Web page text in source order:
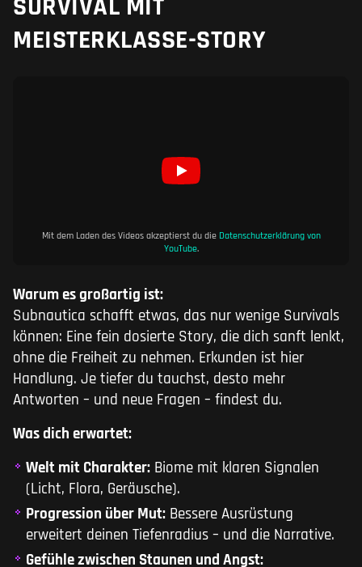
SURVIVAL MIT
MEISTERKLASSE-STORY
Mit dem Laden des Videos akzeptierst du die Datenschutzerklärung von
YouTube.
Warum es großartig ist:
Subnautica schafft etwas, das nur wenige Survivals
können: Eine fein dosierte Story, die dich sanft lenkt,
ohne die Freiheit zu nehmen. Erkunden ist hier
Handlung. Je tiefer du tauchst, desto mehr
Antworten – und neue Fragen – findest du.
Was dich erwartet:
Welt mit Charakter: Biome mit klaren Signalen
(Licht, Flora, Geräusche).
Progression über Mut: Bessere Ausrüstung
erweitert deinen Tiefenradius – und die Narrative.
Gefühle zwischen Staunen und Angst: